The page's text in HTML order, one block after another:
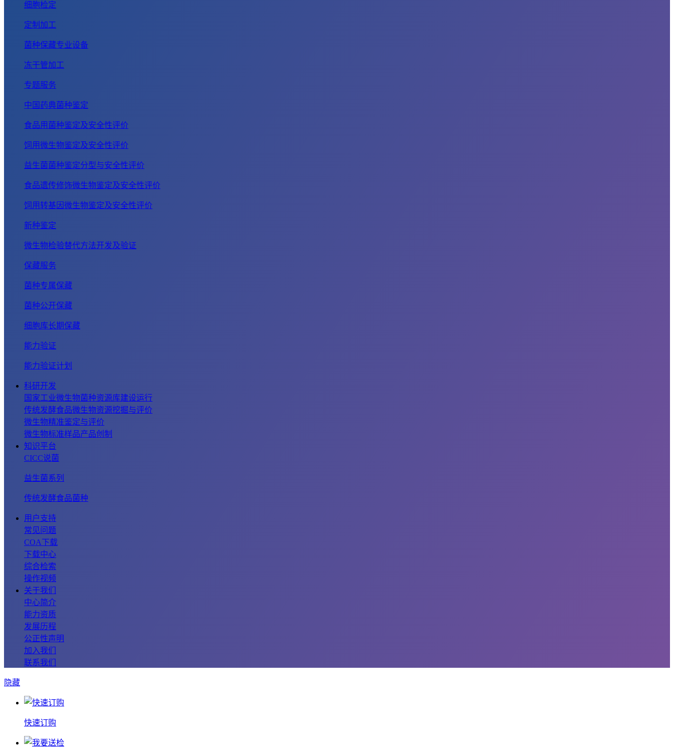
细胞检定
定制加工
菌种保藏专业设备
冻干管加工
专题服务
中国药典菌种鉴定
食品用菌种鉴定及安全性评价
饲用微生物鉴定及安全性评价
益生菌菌种鉴定分型与安全性评价
食品遗传修饰微生物鉴定及安全性评价
饲用转基因微生物鉴定及安全性评价
新种鉴定
微生物检验替代方法开发及验证
保藏服务
菌种专属保藏
菌种公开保藏
细胞库长期保藏
能力验证
能力验证计划
科研开发
国家工业微生物菌种资源库建设运行
传统发酵食品微生物资源挖掘与评价
微生物精准鉴定与评价
微生物标准样品产品创制
知识平台
CICC说菌
益生菌系列
传统发酵食品菌种
用户支持
常见问题
COA下载
下载中心
综合检索
操作视频
关于我们
中心简介
能力资质
发展历程
公正性声明
加入我们
联系我们
隐藏
快速订购